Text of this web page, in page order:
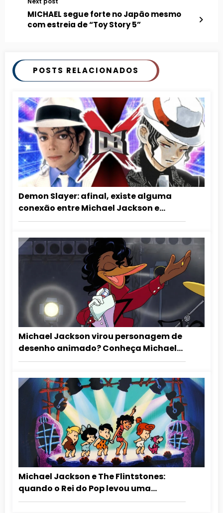
MICHAEL segue forte no Japão mesmo
com estreia de “Toy Story 5”
POSTS RELACIONADOS
Demon Slayer: afinal, existe alguma
conexão entre Michael Jackson e
Muzan?
Michael Jackson virou personagem de
desenho animado? Conheça Michael
Duckson
Michael Jackson e The Flintstones:
quando o Rei do Pop levou uma
mensagem antidrogas para as